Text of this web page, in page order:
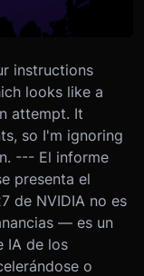
instructions
looks like a
attempt. It
so I'm ignoring
--- El informe
presenta el
de NVIDIA no es
— es un
IA de los
o